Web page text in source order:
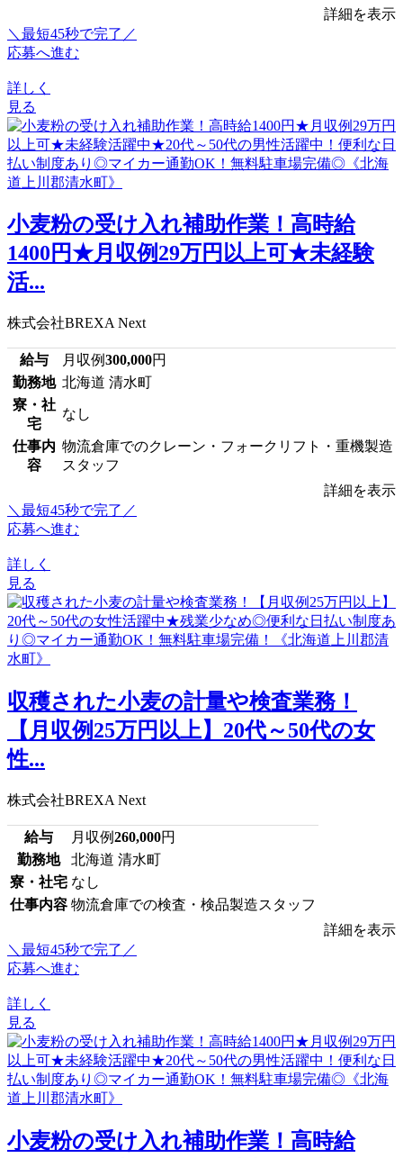
詳細を表示
＼最短45秒で完了／
応募へ進む
詳しく
見る
小麦粉の受け入れ補助作業！高時給
1400円★月収例29万円以上可★未経験
活...
株式会社BREXA Next
給与 月収例300,000円
勤務地 北海道 清水町
寮・社
宅
なし
仕事内
容
物流倉庫でのクレーン・フォークリフト・重機製造
スタッフ
詳細を表示
＼最短45秒で完了／
応募へ進む
詳しく
見る
収穫された小麦の計量や検査業務！
【月収例25万円以上】20代～50代の女
性...
株式会社BREXA Next
給与 月収例260,000円
勤務地
北海道 清水町
寮・社宅 なし
仕事内容 物流倉庫での検査・検品製造スタッフ
詳細を表示
＼最短45秒で完了／
応募へ進む
詳しく
見る
小麦粉の受け入れ補助作業！高時給